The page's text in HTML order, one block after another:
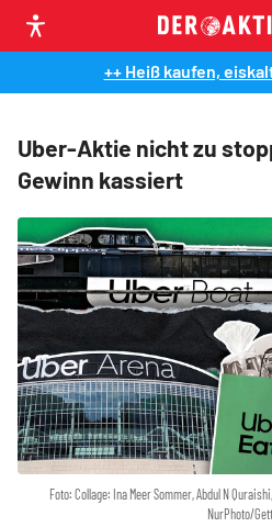
++ Heiß kaufen,
Uber-Aktie nicht zu
Gewinn kassiert
Foto: Collage: Ina Meer Sommer, Abdul N
NurPhoto/